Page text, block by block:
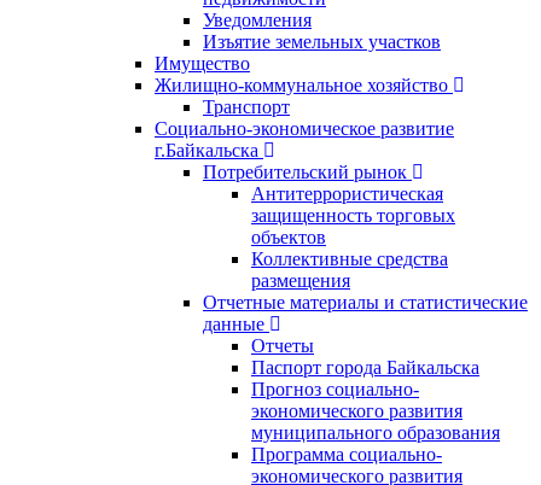
Уведомления
Изъятие земельных участков
Имущество
Жилищно-коммунальное хозяйство
Транспорт
Социально-экономическое развитие
г.Байкальска
Потребительский рынок
Антитеррористическая
защищенность торговых
объектов
Коллективные средства
размещения
Отчетные материалы и статистические
данные
Отчеты
Паспорт города Байкальска
Прогноз социально-
экономического развития
муниципального образования
Программа социально-
экономического развития